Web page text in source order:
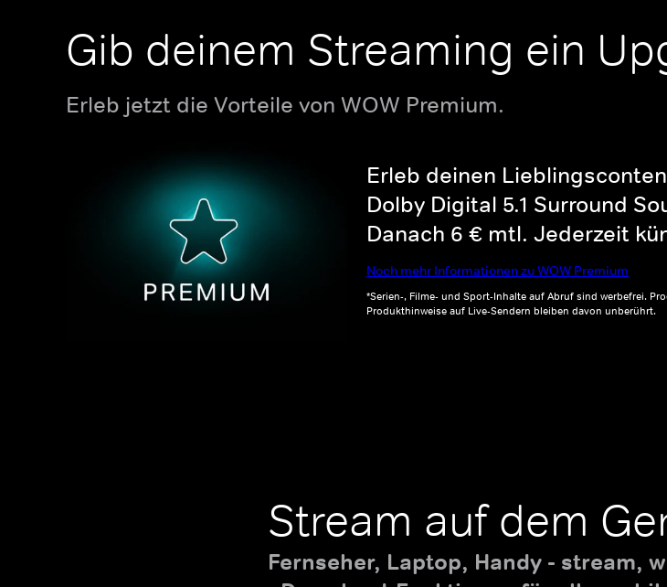
Gib deinem Streaming ein
Erleb jetzt die Vorteile von WOW Premium.
Erleb deinen
Dolby Digital 5.1 Surround
Danach 6 € mtl. Jederzeit
Noch mehr Informationen zu WOW Premium
*Serien-, Filme- und Sport-Inhalte auf Abruf sind werbefrei.
Produkthinweise auf Live-Sendern bleiben davon unberührt.
Stream auf dem
Fernseher, Laptop, Handy - stream,